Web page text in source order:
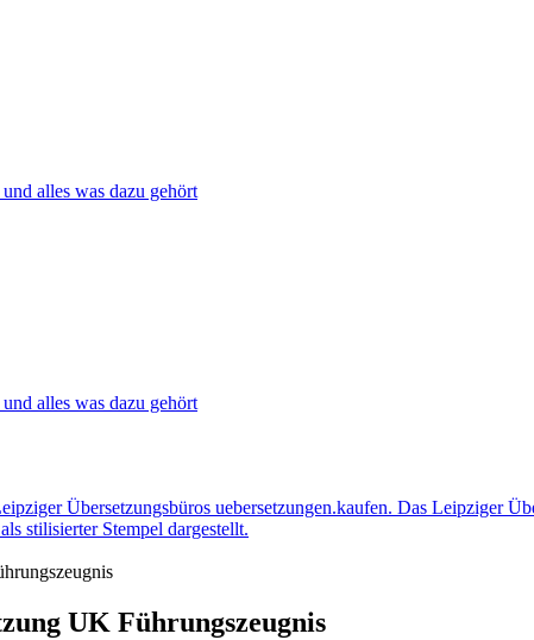
alles was dazu gehört
alles was dazu gehört
UK Führungszeugnis